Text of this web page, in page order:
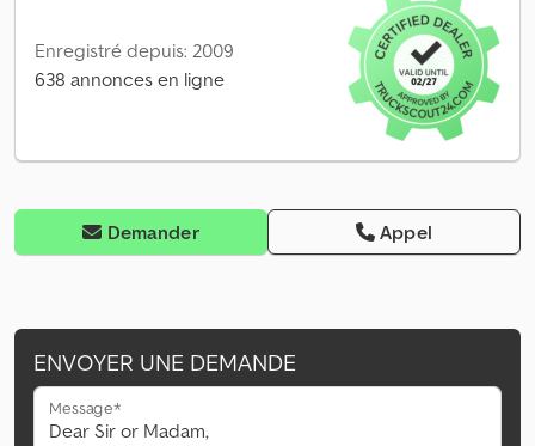
Enregistré depuis: 2009
638 annonces en ligne
Demander Appel
ENVOYER UNE DEMANDE
Message*